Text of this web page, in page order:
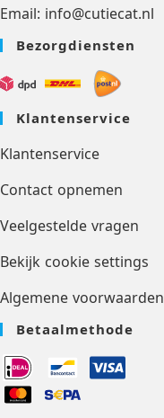
Email: info@cutiecat.nl
Bezorgdiensten
Klantenservice
Klantenservice
Contact opnemen
Veelgestelde vragen
Bekijk cookie settings
Algemene voorwaarden
Betaalmethode